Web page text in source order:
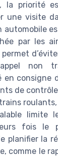
la priorité
une visite
automobile
par les
non
en consigne
de
limite
fois le
planifier la
comme le